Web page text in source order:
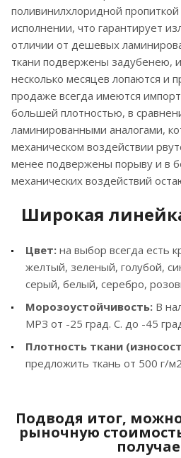
поливинилхлоридной
исполнении, что гарантирует
отличии от дешевых
ткани подвержены задубенею,
несколько месяцев лопаются и
продаже всегда имеются
большей плотностью, в
ламинированными аналогами,
механическом воздействии
менее подвержены порыву и в
механических воздействий
Широкая
Цвет: на выбор всегда есть
желтый, зеленый, голубой,
серый, белый, серебро,
Морозоустойчивость: В
МРЗ от -25 град. С. до -45
Плотность ткани
предложить ткань от 500 г/
Подводя итог, можно
рыночную